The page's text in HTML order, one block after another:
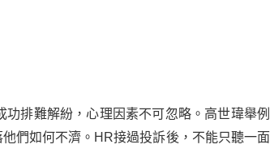
排難解紛，心理因素不可忽略。高世瑋舉例
們如何不濟。HR接過投訴後，不能只聽一面